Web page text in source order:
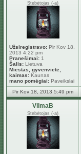
Stebėtojas (-a)
Užsiregistravo: Pir Kov 18,
2013 4:22 pm
Pranešimai: 1
Šalis: Lietuva
Miestas, gyvenvietė,
kaimas: Kaunas
mano pomėgiai: Paveikslai
Pir Kov 18, 2013 5:49 pm
VilmaB
Stebėtojas (-a)